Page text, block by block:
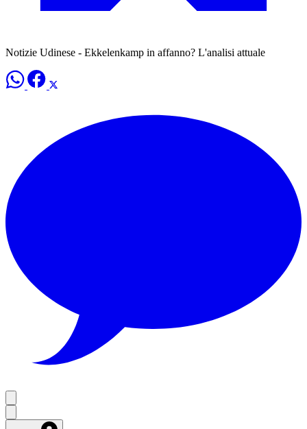
Notizie Udinese - Ekkelenkamp in affanno? L'analisi attuale